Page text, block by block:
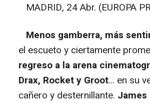
MADRID, 24 Abr. (EUROPA
Menos gamberra, más
el escueto y ciertamente
regreso a la arena
Drax, Rocket y Groot... en su
cañero y desternillante. James